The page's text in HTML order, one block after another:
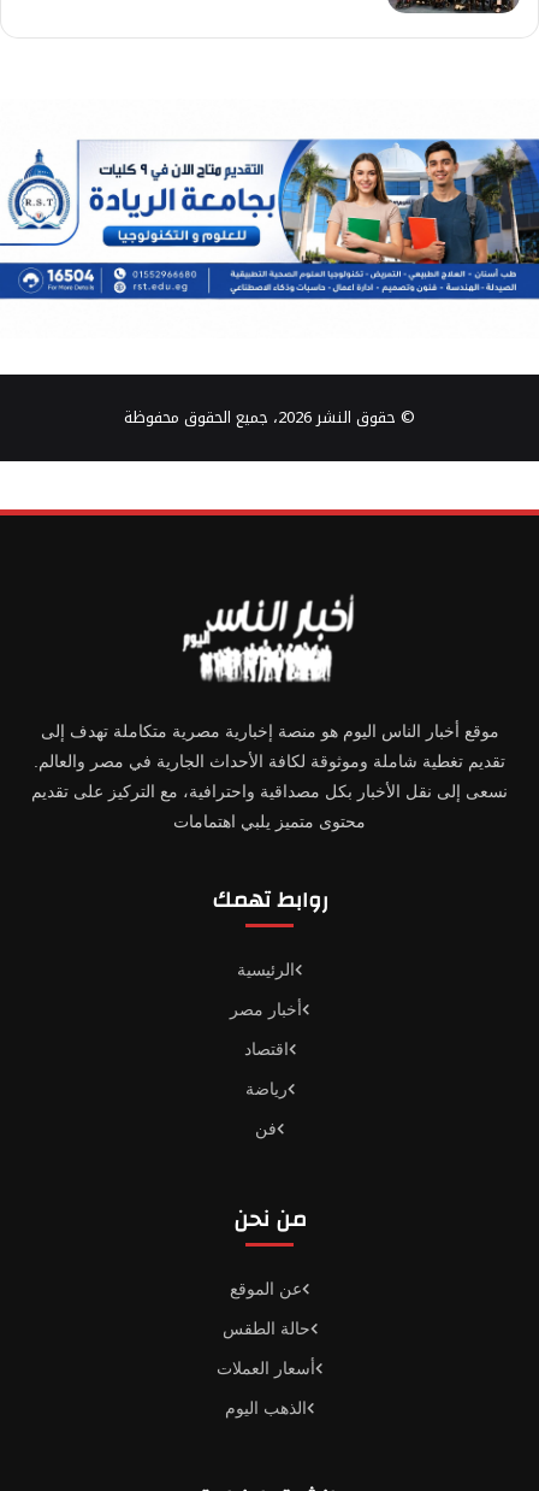
© حقوق النشر 2026، جميع الحقوق محفوظة
موقع أخبار الناس اليوم هو منصة إخبارية مصرية متكاملة تهدف إلى
تقديم تغطية شاملة وموثوقة لكافة الأحداث الجارية في مصر والعالم.
نسعى إلى نقل الأخبار بكل مصداقية واحترافية، مع التركيز على تقديم
محتوى متميز يلبي اهتمامات
روابط تهمك
الرئيسية
أخبار مصر
اقتصاد
رياضة
فن
من نحن
عن الموقع
حالة الطقس
أسعار العملات
الذهب اليوم